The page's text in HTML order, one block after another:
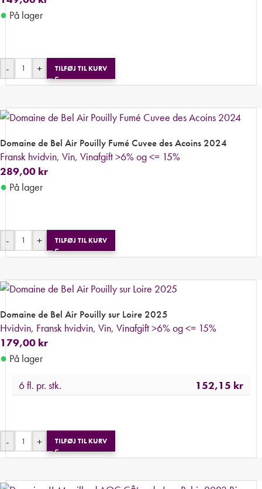
● På lager
- + TILFØJ TIL KURV
Domaine de Bel Air Pouilly Fumé Cuvee des Acoins 2024
Fransk hvidvin, Vin, Vinafgift >6% og <= 15%
289,00 kr
● På lager
- + TILFØJ TIL KURV
Domaine de Bel Air Pouilly sur Loire 2025
Hvidvin, Fransk hvidvin, Vin, Vinafgift >6% og <= 15%
179,00 kr
● På lager
6 fl. pr. stk.
152,15 kr
- + TILFØJ TIL KURV